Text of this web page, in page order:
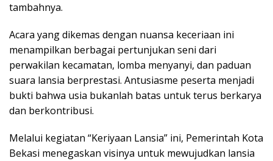
tambahnya.
Acara yang dikemas dengan nuansa keceriaan ini
menampilkan berbagai pertunjukan seni dari
perwakilan kecamatan, lomba menyanyi, dan paduan
suara lansia berprestasi. Antusiasme peserta menjadi
bukti bahwa usia bukanlah batas untuk terus berkarya
dan berkontribusi.
Melalui kegiatan “Keriyaan Lansia” ini, Pemerintah Kota
Bekasi menegaskan visinya untuk mewujudkan lansia